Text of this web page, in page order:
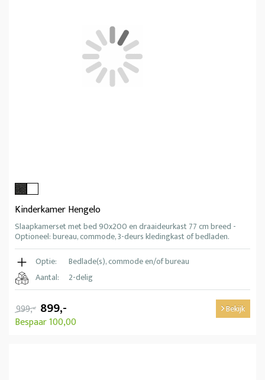
Kinderkamer Hengelo
Slaapkamerset met bed 90x200 en draaideurkast 77 cm breed -
Optioneel: bureau, commode, 3-deurs kledingkast of bedladen.
Optie:
Bedlade(s), commode en/of bureau
Aantal:
2-delig
999,- 899,-
Bespaar 100,00
Bekijk